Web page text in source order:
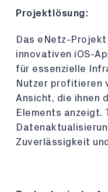
Projektlösung:
Das eNetz-
innovativen iOS-
für essenzielle
Nutzer profitieren
Ansicht, die ihnen
Elements anzeigt.
Zuverlässigkeit